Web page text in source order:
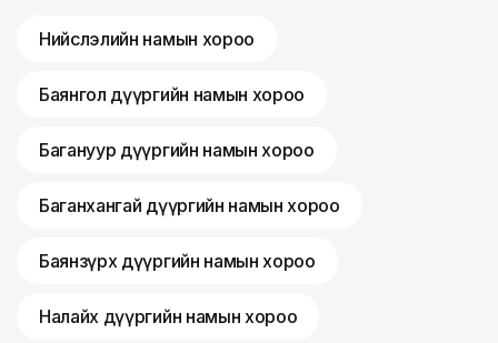
Нийслэлийн намын хороо
Баянгол дүүргийн намын хороо
Багануур дүүргийн намын хороо
Баганхангай дүүргийн намын хороо
Баянзүрх дүүргийн намын хороо
Налайх дүүргийн намын хороо